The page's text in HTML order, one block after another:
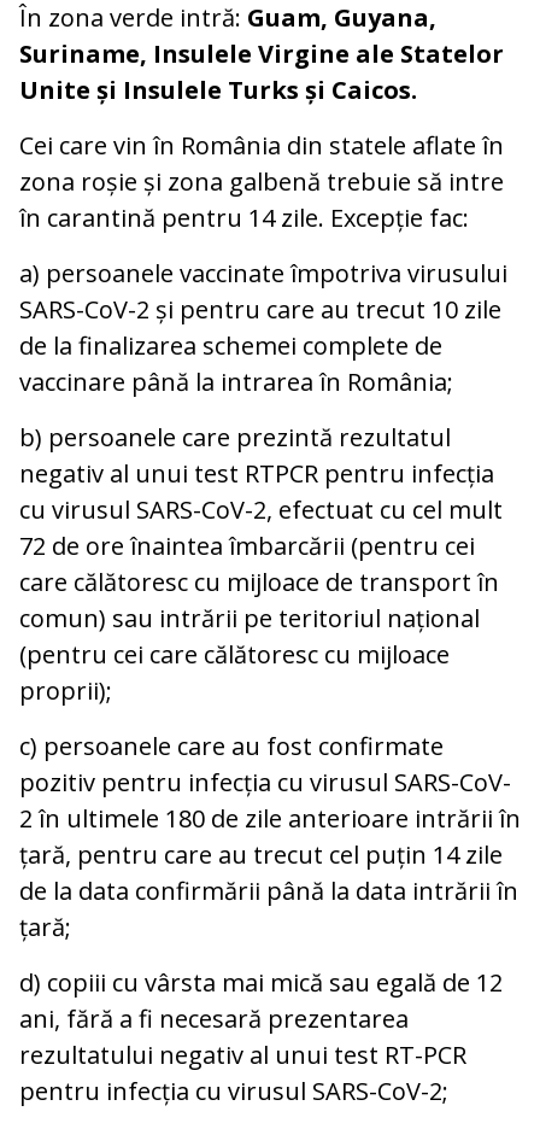
În zona verde intră: Guam, Guyana,
Suriname, Insulele Virgine ale Statelor
Unite și Insulele Turks și Caicos.
Cei care vin în România din statele aflate în
zona roșie și zona galbenă trebuie să intre
în carantină pentru 14 zile. Excepție fac:
a) persoanele vaccinate împotriva virusului
SARS-CoV-2 și pentru care au trecut 10 zile
de la finalizarea schemei complete de
vaccinare până la intrarea în România;
b) persoanele care prezintă rezultatul
negativ al unui test RTPCR pentru infecția
cu virusul SARS-CoV-2, efectuat cu cel mult
72 de ore înaintea îmbarcării (pentru cei
care călătoresc cu mijloace de transport în
comun) sau intrării pe teritoriul național
(pentru cei care călătoresc cu mijloace
proprii);
c) persoanele care au fost confirmate
pozitiv pentru infecția cu virusul SARS-CoV-
2 în ultimele 180 de zile anterioare intrării în
țară, pentru care au trecut cel puțin 14 zile
de la data confirmării până la data intrării în
țară;
d) copiii cu vârsta mai mică sau egală de 12
ani, fără a fi necesară prezentarea
rezultatului negativ al unui test RT-PCR
pentru infecția cu virusul SARS-CoV-2;